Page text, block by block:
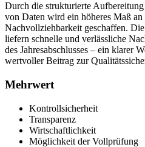
Durch die strukturierte
von Daten wird ein höheres Maß
Nachvollziehbarkeit geschaffen.
liefern schnelle und verlässliche
des Jahresabschlusses – ein klarer
wertvoller Beitrag zur
Mehrwert
Kontrollsicherheit
Transparenz
Wirtschaftlichkeit
Möglichkeit der Vollprüfung